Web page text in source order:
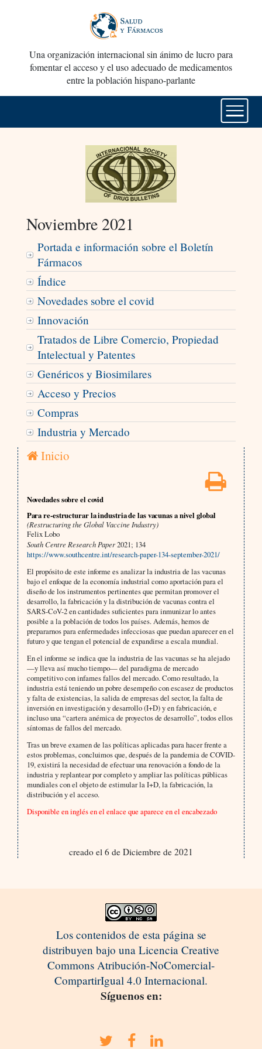
Una organización internacional sin ánimo de lucro para
fomentar el acceso y el uso adecuado de medicamentos
entre la población hispano-parlante
Noviembre 2021
Portada e información sobre el Boletín
Fármacos
Índice
Novedades sobre el covid
Innovación
Tratados de Libre Comercio, Propiedad
Intelectual y Patentes
Genéricos y Biosimilares
Acceso y Precios
Compras
Industria y Mercado
Inicio
Novedades sobre el covid
Para re-estructurar la industria de las vacunas a nivel global
(Restructuring the Global Vaccine Industry)
Felix Lobo
South Centre Research Paper2021; 134
https://www.southcentre.int/research-paper-134-september-2021/
El propósito de este informe es analizar la industria de las vacunas
bajo el enfoque de la economía industrial como aportación para el
diseño de los instrumentos pertinentes que permitan promover el
desarrollo, la fabricación y la distribución de vacunas contra el
SARS-CoV-2 en cantidades suficientes para inmunizar lo antes
posible a la población de todos los países. Además, hemos de
prepararnos para enfermedades infecciosas que puedan aparecer en el
futuro y que tengan el potencial de expandirse a escala mundial.
En el informe se indica que la industria de las vacunas se ha alejado
—y lleva así mucho tiempo— del paradigma de mercado
competitivo con infames fallos del mercado. Como resultado, la
industria está teniendo un pobre desempeño con escasez de productos
y falta de existencias, la salida de empresas del sector, la falta de
inversión en investigación y desarrollo (I+D) y en fabricación, e
incluso una “cartera anémica de proyectos de desarrollo”, todos ellos
síntomas de fallos del mercado.
Tras un breve examen de las políticas aplicadas para hacer frente a
estos problemas, concluimos que, después de la pandemia de COVID-
19, existirá la necesidad de efectuar una renovación a fondo de la
industria y replantear por completo y ampliar las políticas públicas
mundiales con el objeto de estimular la I+D, la fabricación, la
distribución y el acceso.
Disponible en inglés en el enlace que aparece en el encabezado
creado el 6 de Diciembre de 2021
Los contenidos de esta página se
distribuyen bajo una Licencia Creative
Commons Atribución-NoComercial-
CompartirIgual 4.0 Internacional.
Síguenos en: